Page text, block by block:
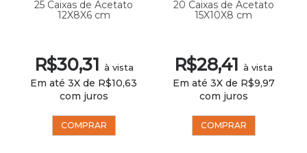
25 Caixas de Acetato
12X8X6 cm
R$30,31 à vista
Em até 3X de R$10,63
com juros
COMPRAR
20 Caixas de Acetato
15X10X8 cm
R$28,41 à vista
Em até 3X de R$9,97
com juros
COMPRAR